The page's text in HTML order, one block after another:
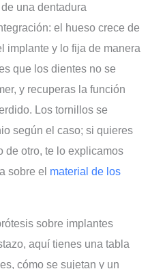
una dentadura
el hueso crece de
implante y lo fija de manera
que los dientes no se
y recuperas la función
Los tornillos se
según el caso; si quieres
de otro, te lo explicamos
sobre el material de los
sobre implantes
aquí tienes una tabla
cómo se sujetan y un